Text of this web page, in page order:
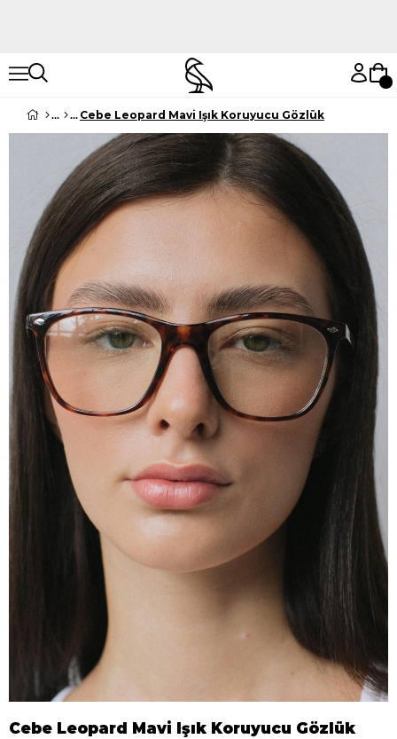
Cebe Leopard Mavi Işık Koruyucu Gözlük
Cebe Leopard Mavi Işık Koruyucu Gözlük